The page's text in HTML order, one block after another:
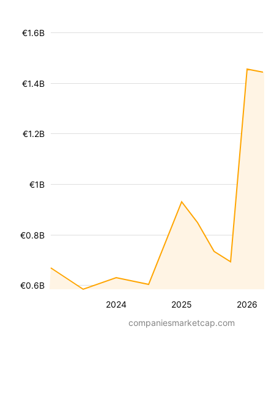
2024 2025 2026
€0.6B
€0.8B
€1B
€1.2B
€1.4B
€1.6B
companiesmarketcap.com